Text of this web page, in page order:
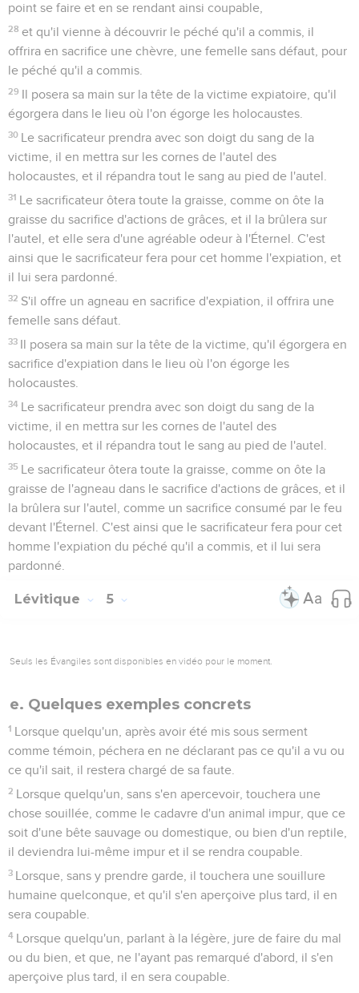
point se faire et en se rendant ainsi coupable,
28 et qu'il vienne à découvrir le péché qu'il a commis, il
offrira en sacrifice une chèvre, une femelle sans défaut, pour
le péché qu'il a commis.
29 Il posera sa main sur la tête de la victime expiatoire, qu'il
égorgera dans le lieu où l'on égorge les holocaustes.
30 Le sacrificateur prendra avec son doigt du sang de la
victime, il en mettra sur les cornes de l'autel des
holocaustes, et il répandra tout le sang au pied de l'autel.
31 Le sacrificateur ôtera toute la graisse, comme on ôte la
graisse du sacrifice d'actions de grâces, et il la brûlera sur
l'autel, et elle sera d'une agréable odeur à l'Éternel. C'est
ainsi que le sacrificateur fera pour cet homme l'expiation, et
il lui sera pardonné.
32 S'il offre un agneau en sacrifice d'expiation, il offrira une
femelle sans défaut.
33 Il posera sa main sur la tête de la victime, qu'il égorgera en
sacrifice d'expiation dans le lieu où l'on égorge les
holocaustes.
34 Le sacrificateur prendra avec son doigt du sang de la
victime, il en mettra sur les cornes de l'autel des
holocaustes, et il répandra tout le sang au pied de l'autel.
35 Le sacrificateur ôtera toute la graisse, comme on ôte la
graisse de l'agneau dans le sacrifice d'actions de grâces, et il
la brûlera sur l'autel, comme un sacrifice consumé par le feu
devant l'Éternel. C'est ainsi que le sacrificateur fera pour cet
homme l'expiation du péché qu'il a commis, et il lui sera
pardonné.
Lévitique 5
Seuls les Évangiles sont disponibles en vidéo pour le moment.
e. Quelques exemples concrets
1 Lorsque quelqu'un, après avoir été mis sous serment
comme témoin, péchera en ne déclarant pas ce qu'il a vu ou
ce qu'il sait, il restera chargé de sa faute.
2 Lorsque quelqu'un, sans s'en apercevoir, touchera une
chose souillée, comme le cadavre d'un animal impur, que ce
soit d'une bête sauvage ou domestique, ou bien d'un reptile,
il deviendra lui-même impur et il se rendra coupable.
3 Lorsque, sans y prendre garde, il touchera une souillure
humaine quelconque, et qu'il s'en aperçoive plus tard, il en
sera coupable.
4 Lorsque quelqu'un, parlant à la légère, jure de faire du mal
ou du bien, et que, ne l'ayant pas remarqué d'abord, il s'en
aperçoive plus tard, il en sera coupable.